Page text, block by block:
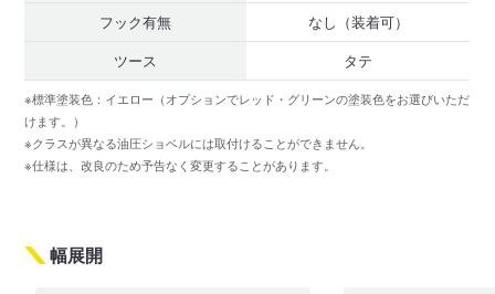
フック有無
なし（装着可）
ツース
タテ
※標準塗装色：イエロー（オプションでレッド・グリーンの塗装色をお選びいただ
けます。）
※クラスが異なる油圧ショベルには取付けることができません。
※仕様は、改良のため予告なく変更することがあります。
幅展開